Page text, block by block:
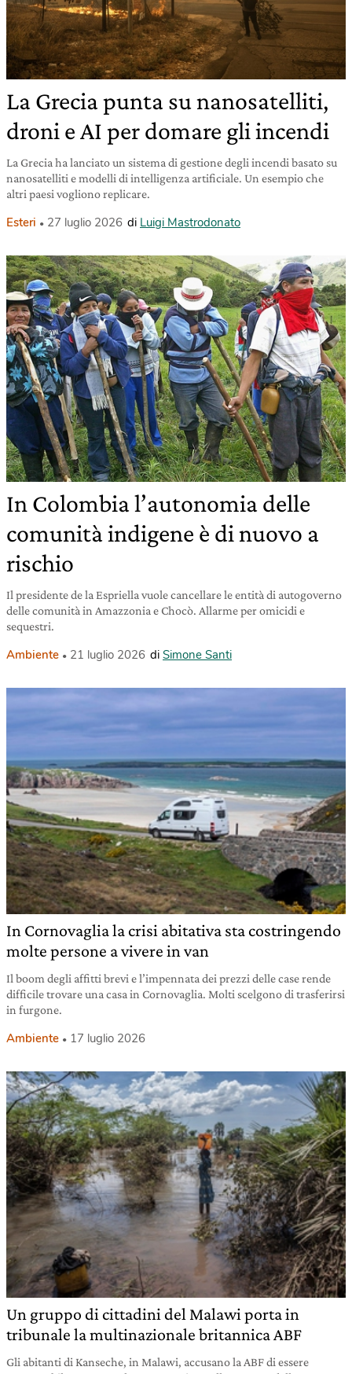
La Grecia punta su nanosatelliti,
droni e AI per domare gli incendi
La Grecia ha lanciato un sistema di gestione degli incendi basato su
nanosatelliti e modelli di intelligenza artificiale. Un esempio che
altri paesi vogliono replicare.
Esteri 27 luglio 2026 di Luigi Mastrodonato
In Colombia l’autonomia delle
comunità indigene è di nuovo a
rischio
Il presidente de la Espriella vuole cancellare le entità di autogoverno
delle comunità in Amazzonia e Chocò. Allarme per omicidi e
sequestri.
Ambiente 21 luglio 2026 di Simone Santi
In Cornovaglia la crisi abitativa sta costringendo
molte persone a vivere in van
Il boom degli affitti brevi e l’impennata dei prezzi delle case rende
difficile trovare una casa in Cornovaglia. Molti scelgono di trasferirsi
in furgone.
Ambiente 17 luglio 2026
Un gruppo di cittadini del Malawi porta in
tribunale la multinazionale britannica ABF
Gli abitanti di Kanseche, in Malawi, accusano la ABF di essere